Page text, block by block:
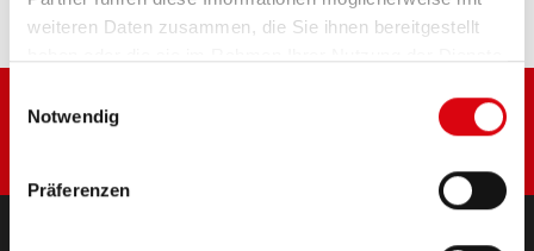
weiteren Daten zusammen, die Sie ihnen bereitgestellt
Notwendig
Präferenzen